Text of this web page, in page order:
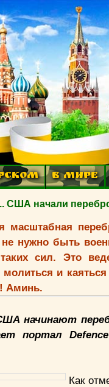
В МИРЕ
начали
масштабная
нужно быть
сил. Это
и
Аминь.
начинают
портал
Как